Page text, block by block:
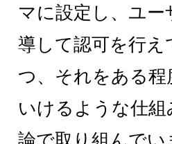
マに設定し、ユー
導して認可を行え
つ、それをある程
いけるような仕
論で取り組んでい